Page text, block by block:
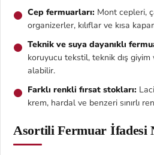
Cep fermuarları: Mont cepleri,
organizerler, kılıflar ve kısa
Teknik ve suya dayanıklı
koruyucu tekstil, teknik dış
alabilir.
Farklı renkli fırsat stokları:
krem, hardal ve benzeri sınırlı
Asortili Fermuar İfadesi